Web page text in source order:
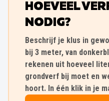
HOEVEEL
NODIG?
Beschrijf je klus in
bij 3 meter, van
rekenen uit hoeveel
grondverf bij moet en
hoort. In één klik in je